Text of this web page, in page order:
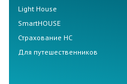
Light House
SmartHOUSE
Страхование НС
Для путешественников